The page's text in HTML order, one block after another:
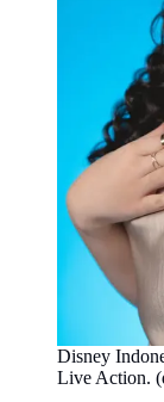
Disney
Live Action.